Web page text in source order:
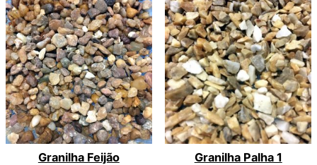
Granilha Feijão Granilha Palha 1